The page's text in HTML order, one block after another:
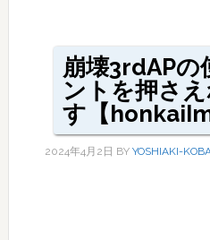
崩壊3rdAPの
ントを押さ
す【
2024年4月2日 BY YOSHIAKI-